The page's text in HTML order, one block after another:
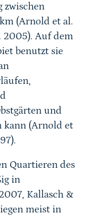
zwischen
(Arnold et al.
2005). Auf dem
benutzt sie
und
kann (Arnold et
Quartieren des
in
Kallasch &
meist in